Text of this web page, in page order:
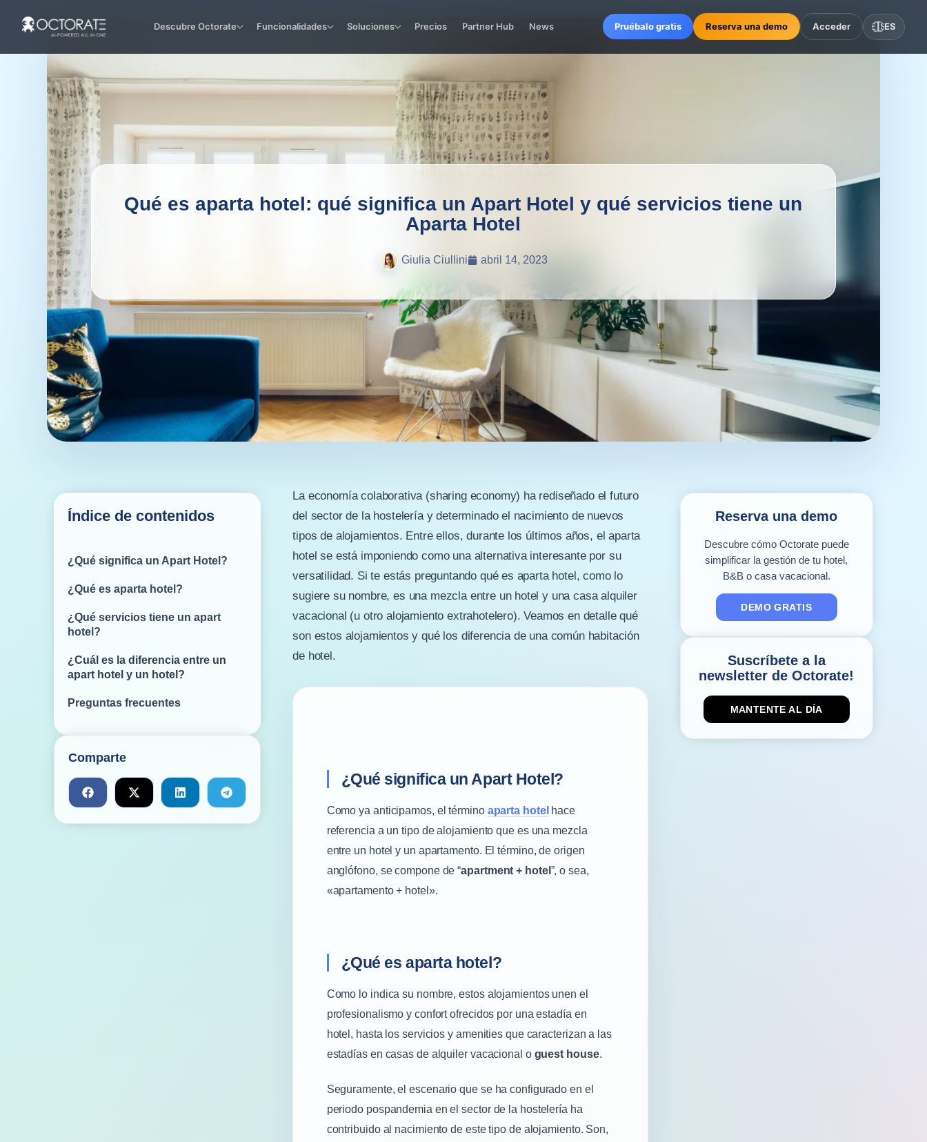
Descubre Octorate Funcionalidades Soluciones Precios Partner Hub News Pruébalo gratis Reserva una demo Acceder 🇪🇸ES
Qué es aparta hotel: qué significa un Apart Hotel y qué servicios tiene un
Aparta Hotel
Giulia Ciullini abril 14, 2023
Índice de contenidos
¿Qué significa un Apart Hotel?
¿Qué es aparta hotel?
¿Qué servicios tiene un apart
hotel?
¿Cuál es la diferencia entre un
apart hotel y un hotel?
Preguntas frecuentes
Comparte
La economía colaborativa (sharing economy) ha rediseñado el futuro
del sector de la hostelería y determinado el nacimiento de nuevos
tipos de alojamientos. Entre ellos, durante los últimos años, el aparta
hotel se está imponiendo como una alternativa interesante por su
versatilidad. Si te estás preguntando qué es aparta hotel, como lo
sugiere su nombre, es una mezcla entre un hotel y una casa alquiler
vacacional (u otro alojamiento extrahotelero). Veamos en detalle qué
son estos alojamientos y qué los diferencia de una común habitación
de hotel.
¿Qué significa un Apart Hotel?
Como ya anticipamos, el término aparta hotel hace
referencia a un tipo de alojamiento que es una mezcla
entre un hotel y un apartamento. El término, de origen
anglófono, se compone de “apartment + hotel ”, o sea,
«apartamento + hotel».
¿Qué es aparta hotel?
Como lo indica su nombre, estos alojamientos unen el
profesionalismo y confort ofrecidos por una estadía en
hotel, hasta los servicios y amenities que caracterizan a las
estadías en casas de alquiler vacacional o guest house.
Seguramente, el escenario que se ha configurado en el
periodo pospandemia en el sector de la hostelería ha
contribuido al nacimiento de este tipo de alojamiento. Son,
Reserva una demo
Descubre cómo Octorate puede
simplificar la gestión de tu hotel,
B&B o casa vacacional.
DEMO GRATIS
Suscríbete a la
newsletter de Octorate!
MANTENTE AL DÍA